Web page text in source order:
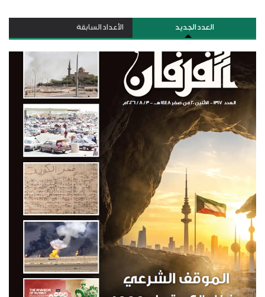
العدد الجديد الأعداد السابقة